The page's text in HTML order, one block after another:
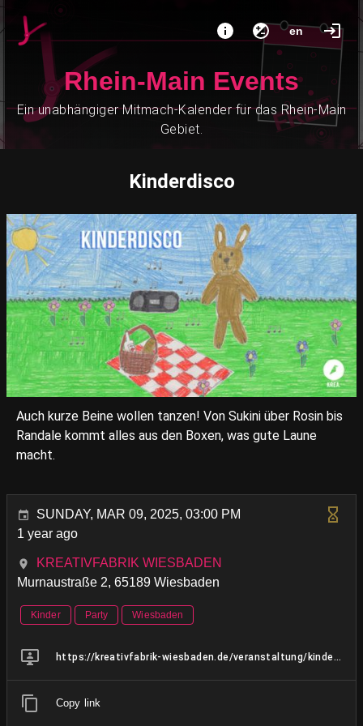
en
Rhein-Main Events
Ein unabhängiger Mitmach-Kalender für das Rhein-Main
Gebiet.
Kinderdisco
Auch kurze Beine wollen tanzen! Von Sukini über Rosin bis
Randale kommt alles aus den Boxen, was gute Laune
macht.
SUNDAY, MAR 09, 2025, 03:00 PM
1 year ago
KREATIVFABRIK WIESBADEN
Murnaustraße 2, 65189 Wiesbaden
Kinder Party Wiesbaden
https://kreativfabrik-wiesbaden.de/veranstaltung/kinderdisco-9/
Copy link